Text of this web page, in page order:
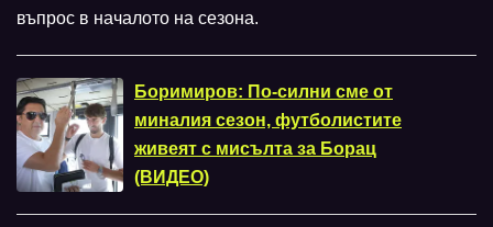
въпрос в началото на сезона.
Боримиров: По-силни сме от
миналия сезон, футболистите
живеят с мисълта за Борац
(ВИДЕО)